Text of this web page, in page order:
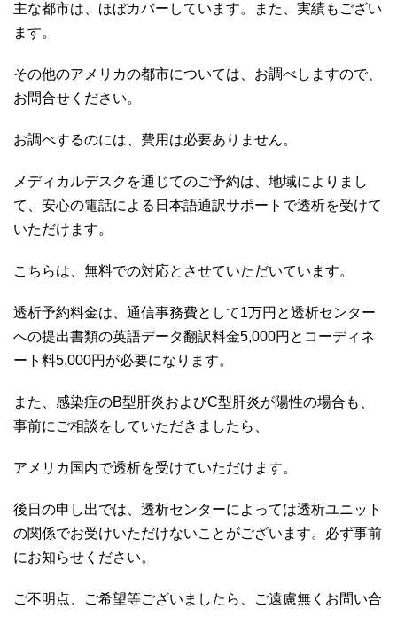
主な都市は、ほぼカバーしています。また、実績もござい
ます。
その他のアメリカの都市については、お調べしますので、
お問合せください。
お調べするのには、費用は必要ありません。
メディカルデスクを通じてのご予約は、地域によりまし
て、安心の電話による日本語通訳サポートで透析を受けて
いただけます。
こちらは、無料での対応とさせていただいています。
透析予約料金は、通信事務費として1万円と透析センター
への提出書類の英語データ翻訳料金5,000円とコーディネ
ート料5,000円が必要になります。
また、感染症のB型肝炎およびC型肝炎が陽性の場合も、
事前にご相談をしていただきましたら、
アメリカ国内で透析を受けていただけます。
後日の申し出では、透析センターによっては透析ユニット
の関係でお受けいただけないことがございます。必ず事前
にお知らせください。
ご不明点、ご希望等ございましたら、ご遠慮無くお問い合